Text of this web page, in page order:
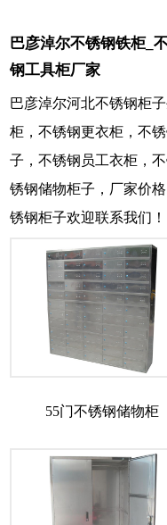
巴彦淖尔不锈钢铁柜_
钢工具柜厂家
巴彦淖尔河北不锈钢柜
柜，不锈钢更衣柜，不
子，不锈钢员工衣柜，
锈钢储物柜子，厂家价
锈钢柜子欢迎联系我们！
55门不锈钢储物柜